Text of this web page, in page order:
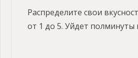
Распределите свои
от 1 до 5. Уйдет полминуты